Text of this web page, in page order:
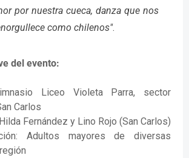
por nuestra cueca, danza que nos
como chilenos".
del evento:
Liceo Violeta Parra, sector
Carlos
Fernández y Lino Rojo (San Carlos)
Adultos mayores de diversas